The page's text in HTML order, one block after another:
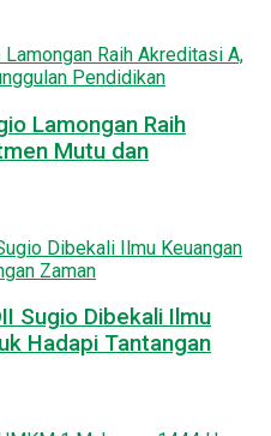
Lamongan Raih
Mutu dan
Sugio Dibekali Ilmu
Hadapi Tantangan